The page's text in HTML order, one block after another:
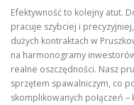
Efektywność to kolejny atut.
pracuje szybciej i
dużych kontraktach w
na harmonogramy
realne oszczędności. Nasz
sprzętem spawalniczym, co
skomplikowanych połączeń